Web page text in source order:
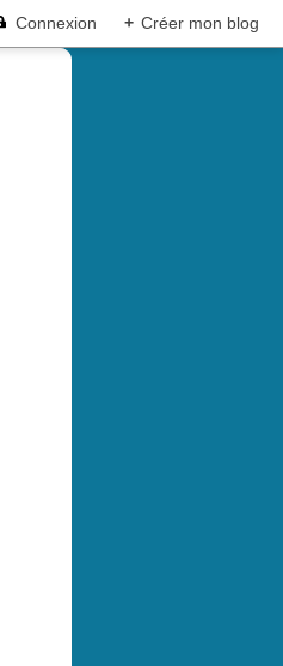
Connexion + Créer mon blog